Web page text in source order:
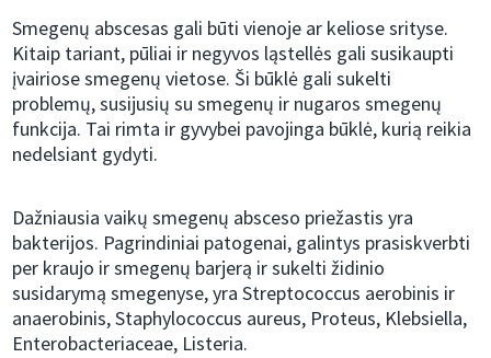
Smegenų abscesas gali būti vienoje ar keliose srityse.
Kitaip tariant, pūliai ir negyvos ląstellės gali susikaupti
įvairiose smegenų vietose. Ši būklė gali sukelti
problemų, susijusių su smegenų ir nugaros smegenų
funkcija. Tai rimta ir gyvybei pavojinga būklė, kurią reikia
nedelsiant gydyti.
Dažniausia vaikų smegenų absceso priežastis yra
bakterijos. Pagrindiniai patogenai, galintys prasiskverbti
per kraujo ir smegenų barjerą ir sukelti židinio
susidarymą smegenyse, yra Streptococcus aerobinis ir
anaerobinis, Staphylococcus aureus, Proteus, Klebsiella,
Enterobacteriaceae, Listeria.